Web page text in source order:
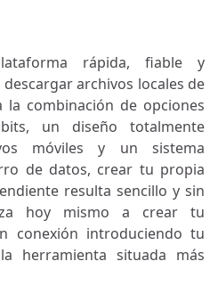
rápida, fiable y
archivos locales de
la combinación de opciones
un diseño totalmente
móviles y un sistema
de datos, crear tu propia
resulta sencillo y sin
hoy mismo a crear tu
conexión introduciendo tu
herramienta situada más